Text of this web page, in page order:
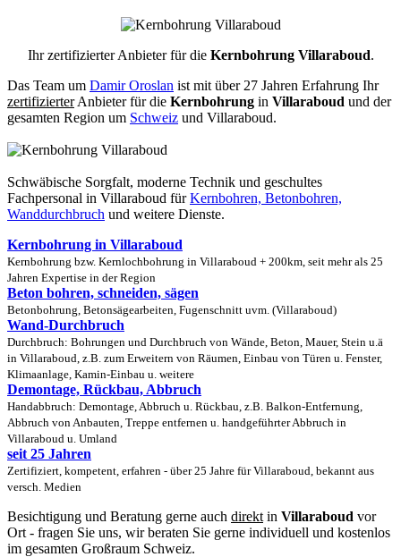
Ihr zertifizierter Anbieter für die Kernbohrung Villaraboud.
Das Team um Damir Oroslan ist mit über 27 Jahren Erfahrung Ihr
zertifizierterAnbieter für die Kernbohrung in Villaraboud und der
gesamten Region um Schweiz und Villaraboud.
Schwäbische Sorgfalt, moderne Technik und geschultes
Fachpersonal in Villaraboud fürKernbohren, Betonbohren,
Wanddurchbruch und weitere Dienste.
Kernbohrung in Villaraboud
Kernbohrung bzw. Kernlochbohrung in Villaraboud + 200km, seit mehr als 25
Jahren Expertise in der Region
Beton bohren, schneiden, sägen
Betonbohrung, Betonsägearbeiten, Fugenschnitt uvm. (Villaraboud)
Wand-Durchbruch
Durchbruch: Bohrungen und Durchbruch von Wände, Beton, Mauer, Stein u.ä
in Villaraboud, z.B. zum Erweitern von Räumen, Einbau von Türen u. Fenster,
Klimaanlage, Kamin-Einbau u. weitere
Demontage, Rückbau, Abbruch
Handabbruch: Demontage, Abbruch u. Rückbau, z.B. Balkon-Entfernung,
Abbruch von Anbauten, Treppe entfernen u. handgeführter Abbruch in
Villaraboud u. Umland
seit 25 Jahren
Zertifiziert, kompetent, erfahren - über 25 Jahre für Villaraboud, bekannt aus
versch. Medien
Besichtigung und Beratung gerne auch direkt in Villaraboud vor
Ort - fragen Sie uns, wir beraten Sie gerne individuell und kostenlos
im gesamten Großraum Schweiz.